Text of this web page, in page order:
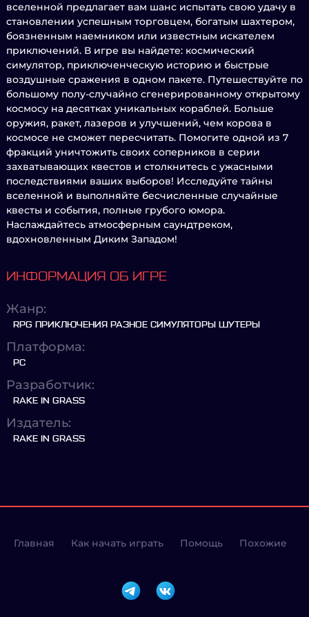
вселенной предлагает вам шанс испытать свою удачу в
становлении успешным торговцем, богатым шахтером,
боязненным наемником или известным искателем
приключений. В игре вы найдете: космический
симулятор, приключенческую историю и быстрые
воздушные сражения в одном пакете. Путешествуйте по
большому полу-случайно сгенерированному открытому
космосу на десятках уникальных кораблей. Больше
оружия, ракет, лазеров и улучшений, чем корова в
космосе не сможет пересчитать. Помогите одной из 7
фракций уничтожить своих соперников в серии
захватывающих квестов и столкнитесь с ужасными
последствиями ваших выборов! Исследуйте тайны
вселенной и выполняйте бесчисленные случайные
квесты и события, полные грубого юмора.
Наслаждайтесь атмосферным саундтреком,
вдохновленным Диким Западом!
ИНФОРМАЦИЯ ОБ ИГРЕ
Жанр:
RPG ПРИКЛЮЧЕНИЯ РАЗНОЕ СИМУЛЯТОРЫ ШУТЕРЫ
Платформа:
PC
Разработчик:
RAKE IN GRASS
Издатель:
RAKE IN GRASS
Главная Как начать играть Помощь Похожие